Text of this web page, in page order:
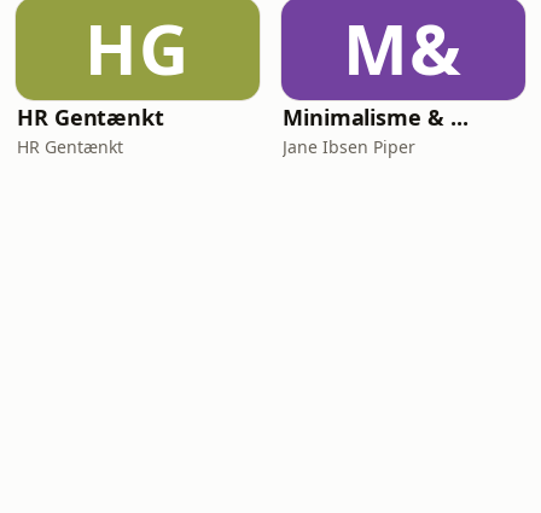
HG
HR Gentænkt
HR Gentænkt
M&
Minimalisme & ...
Jane Ibsen Piper